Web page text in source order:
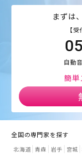
まずは
【
自動
簡単
全国の専門家を探す
北海道 青森 岩手 宮城